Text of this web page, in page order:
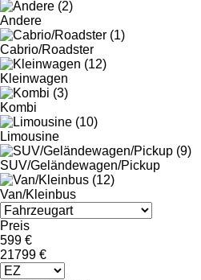
Andere
Cabrio/Roadster
Kleinwagen
Kombi
Limousine
SUV/Geländewagen/Pickup
Van/Kleinbus
Preis
599 €
21799 €